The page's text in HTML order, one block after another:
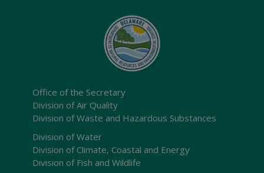
Office of the Secretary
Division of Air Quality
Division of Waste and Hazardous Substances
Division of Water
Division of Climate, Coastal and Energy
Division of Fish and Wildlife